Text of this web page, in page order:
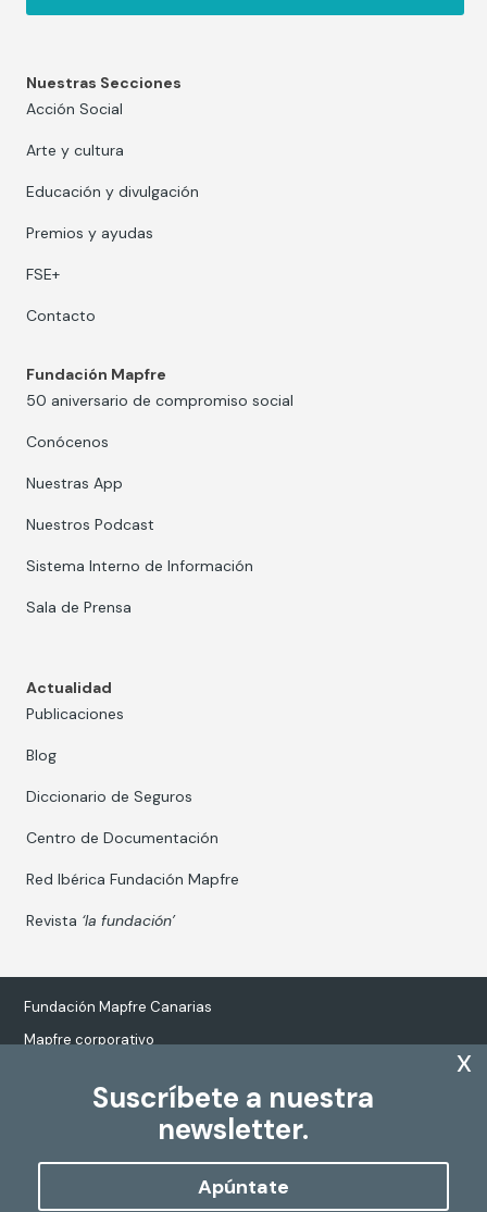
Suscríbete a nuestra
newsletter.
Apúntate
x
Nuestras Secciones
Acción Social
Arte y cultura
Educación y divulgación
Premios y ayudas
FSE+
Contacto
Fundación Mapfre
50 aniversario de compromiso social
Conócenos
Nuestras App
Nuestros Podcast
Sistema Interno de Información
Sala de Prensa
Actualidad
Publicaciones
Blog
Diccionario de Seguros
Centro de Documentación
Red Ibérica Fundación Mapfre
Revista ‘la fundación’
Fundación Mapfre Canarias
Mapfre corporativo
Tratamiento de datos personales
Política de Cookies